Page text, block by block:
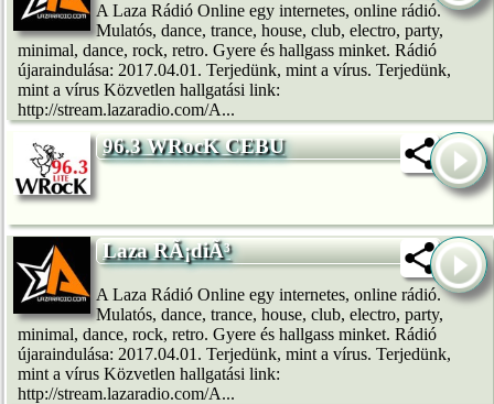
A Laza Rádió Online egy internetes, online rádió.
Mulatós, dance, trance, house, club, electro, party,
minimal, dance, rock, retro. Gyere és hallgass minket. Rádió
újaraindulása: 2017.04.01. Terjedünk, mint a vírus. Terjedünk,
mint a vírus Közvetlen hallgatási link:
http://stream.lazaradio.com/A...
96.3 WRocK CEBU
Laza RÃ¡diÃ³
A Laza Rádió Online egy internetes, online rádió.
Mulatós, dance, trance, house, club, electro, party,
minimal, dance, rock, retro. Gyere és hallgass minket. Rádió
újaraindulása: 2017.04.01. Terjedünk, mint a vírus. Terjedünk,
mint a vírus Közvetlen hallgatási link:
http://stream.lazaradio.com/A...